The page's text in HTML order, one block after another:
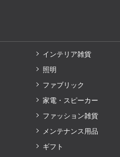
インテリア雑貨
照明
ファブリック
家電・スピーカー
ファッション雑貨
メンテナンス用品
ギフト